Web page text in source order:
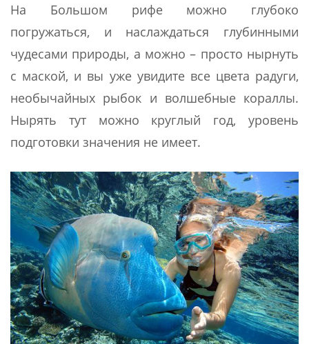
На Большом рифе можно глубоко
погружаться, и наслаждаться глубинными
чудесами природы, а можно – просто нырнуть
с маской, и вы уже увидите все цвета радуги,
необычайных рыбок и волшебные кораллы.
Нырять тут можно круглый год, уровень
подготовки значения не имеет.